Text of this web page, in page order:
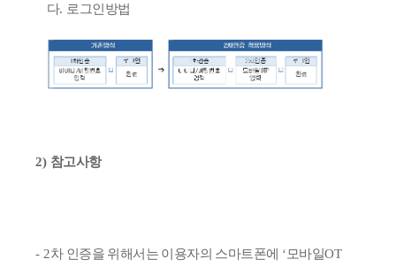
다. 로그인방법
2) 참고사항
- 2차 인증을 위해서는 이용자의 스마트폰에 ‘모바일OT